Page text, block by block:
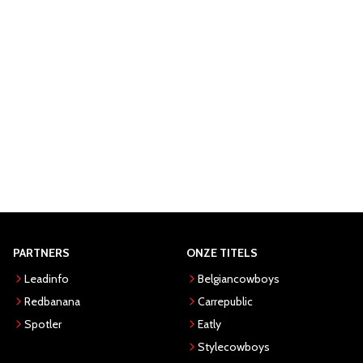
PARTNERS
Leadinfo
Redbanana
Spotler
ONZE TITELS
Belgiancowboys
Carrepublic
Eatly
Stylecowboys